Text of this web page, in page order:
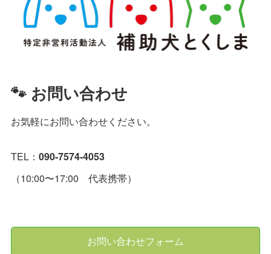
🐾 お問い合わせ
お気軽にお問い合わせください。
TEL：090-7574-4053
（10:00〜17:00 代表携帯）
お問い合わせフォーム